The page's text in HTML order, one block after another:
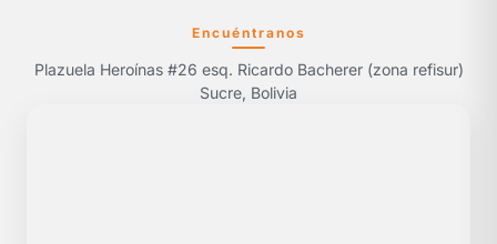
Encuéntranos
Plazuela Heroínas #26 esq. Ricardo Bacherer (zona refisur)
Sucre, Bolivia